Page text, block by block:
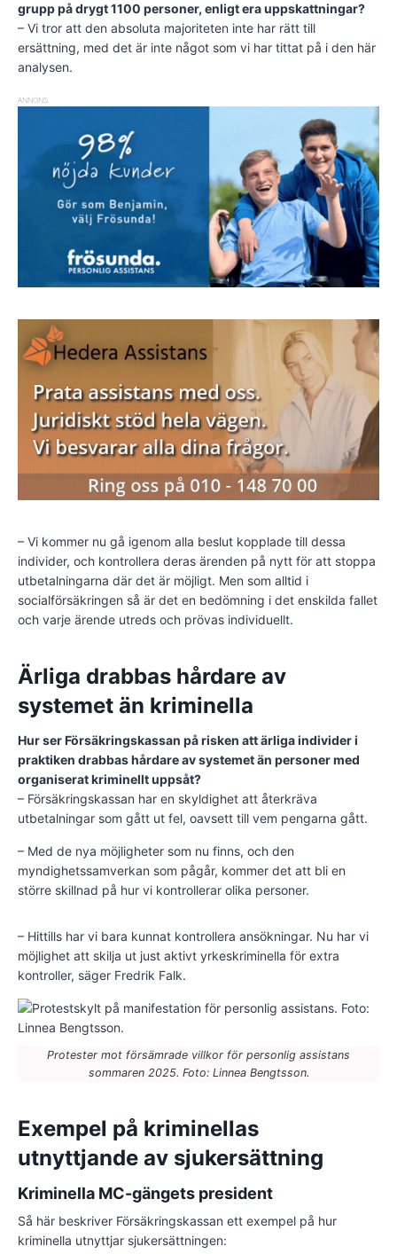
grupp på drygt 1100 personer, enligt era uppskattningar?
– Vi tror att den absoluta majoriteten inte har rätt till
ersättning, med det är inte något som vi har tittat på i den här
analysen.
ANNONS
– Vi kommer nu gå igenom alla beslut kopplade till dessa
individer, och kontrollera deras ärenden på nytt för att stoppa
utbetalningarna där det är möjligt. Men som alltid i
socialförsäkringen så är det en bedömning i det enskilda fallet
och varje ärende utreds och prövas individuellt.
Ärliga drabbas hårdare av
systemet än kriminella
Hur ser Försäkringskassan på risken att ärliga individer i
praktiken drabbas hårdare av systemet än personer med
organiserat kriminellt uppsåt?
– Försäkringskassan har en skyldighet att återkräva
utbetalningar som gått ut fel, oavsett till vem pengarna gått.
– Med de nya möjligheter som nu finns, och den
myndighetssamverkan som pågår, kommer det att bli en
större skillnad på hur vi kontrollerar olika personer.
– Hittills har vi bara kunnat kontrollera ansökningar. Nu har vi
möjlighet att skilja ut just aktivt yrkeskriminella för extra
kontroller, säger Fredrik Falk.
Protester mot försämrade villkor för personlig assistans
sommaren 2025. Foto: Linnea Bengtsson.
Exempel på kriminellas
utnyttjande av sjukersättning
Kriminella MC-gängets president
Så här beskriver Försäkringskassan ett exempel på hur
kriminella utnyttjar sjukersättningen: